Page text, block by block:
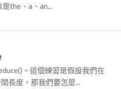
the、a、an...
。這個練習是假設我們在
長度，那我們要怎麼...